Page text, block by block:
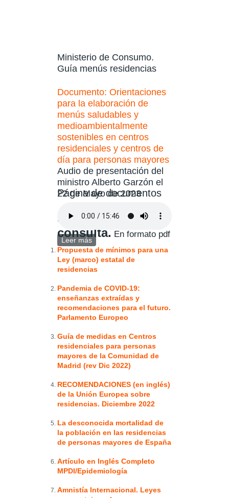
Ministerio de Consumo.
Guía menús residencias
Documento: Orientaciones
para la elaboración de
menús saludables y
medioambientalmente
sostenibles en centros
residenciales y centros de
día para personas mayores
Audio de presentación del
ministro Alberto Garzón el
22 de Mayo de 2023
Leer más sobre Orientaciones para la elaboración
de menús saludables y
medioambientalmente sostenibles en
centros residenciales y centros de día
Página de documentos
Documentos de
consulta. En formato pdf
Propuesta de mínimos para una
Ley (marco) estatal de
residencias
Pandemia de COVID-19:
enseñanzas extraídas y
recomendaciones para el futuro.
Parlamento Europeo
Guía de medidas en Centros
residenciales para personas
mayores de la Comunidad de
Madrid (rev Dic 2022)
RECOMENDACIONES (en inglés)
de la Unión Europea sobre
residencias. Diciembre 2022
La desconocida mortalidad de
la población en las residencias
de personas mayores de España
Artículo en Inglés Completo
MPDI/Epidemiología
Amnistía Internacional. Leyes